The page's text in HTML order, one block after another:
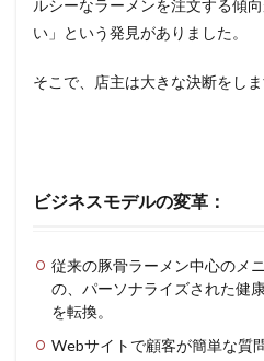
ルシーなラーメンを注文する傾
い」という発見がありました。
そこで、店主は大きな決断をしま
ビジネスモデルの変革 ：
従来の豚骨ラーメン中心のメ
の、パーソナライズされた健
を転換。
Webサイトで顧客が簡単な質